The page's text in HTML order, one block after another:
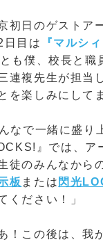
初日のゲストア
日目は 『マルシィ
も僕、校長と職
連複先生が担当
を楽しみにして
なで一緒に盛り
』では、ア
徒のみんなから
板 または 閃光
ください！」
！この後は、我